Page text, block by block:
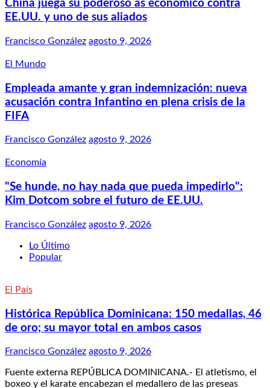
China juega su poderoso as económico contra
EE.UU. y uno de sus aliados
Francisco González agosto 9, 2026
El Mundo
Empleada amante y gran indemnización: nueva
acusación contra Infantino en plena crisis de la
FIFA
Francisco González agosto 9, 2026
Economía
"Se hunde, no hay nada que pueda impedirlo":
Kim Dotcom sobre el futuro de EE.UU.
Francisco González agosto 9, 2026
Lo Último
Popular
El País
Histórica República Dominicana: 150 medallas, 46
de oro; su mayor total en ambos casos
Francisco González agosto 9, 2026
Fuente externa REPÚBLICA DOMINICANA.- El atletismo, el
boxeo y el karate encabezan el medallero de las preseas